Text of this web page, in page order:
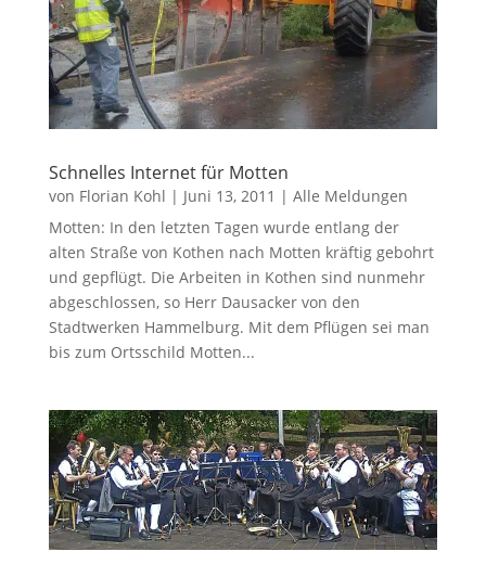
Schnelles Internet für Motten
von Florian Kohl | Juni 13, 2011 | Alle Meldungen
Motten: In den letzten Tagen wurde entlang der
alten Straße von Kothen nach Motten kräftig gebohrt
und gepflügt. Die Arbeiten in Kothen sind nunmehr
abgeschlossen, so Herr Dausacker von den
Stadtwerken Hammelburg. Mit dem Pflügen sei man
bis zum Ortsschild Motten...